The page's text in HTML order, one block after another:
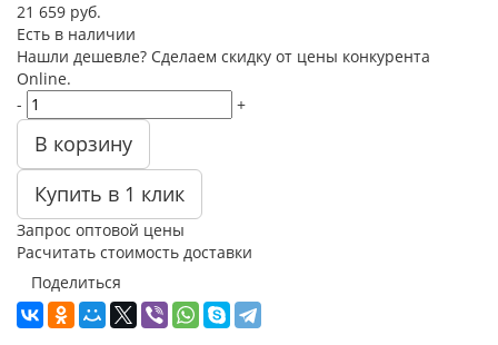
21 659 руб.
Есть в наличии
Нашли дешевле? Сделаем скидку от цены конкурента
Online.
-
+
В корзину
Купить в 1 клик
Запрос оптовой цены
Расчитать стоимость доставки
Поделиться